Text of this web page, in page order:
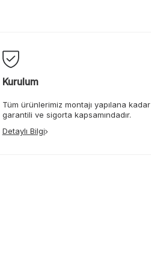
Kurulum
Tüm ürünlerimiz montajı yapılana kadar
garantili ve sigorta kapsamındadır.
Detaylı Bilgi